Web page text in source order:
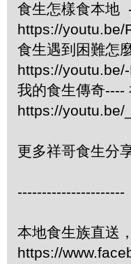
食生怎樣食本地
https://youtu.be/
食生遇到困難怎
https://
我的食生傳奇----
https://youtu.be/
更多祥哥食生分
----------------------
本地食生族直送
https://